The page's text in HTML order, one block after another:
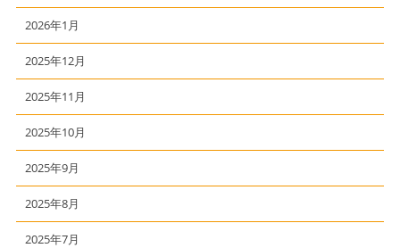
2026年1月
2025年12月
2025年11月
2025年10月
2025年9月
2025年8月
2025年7月